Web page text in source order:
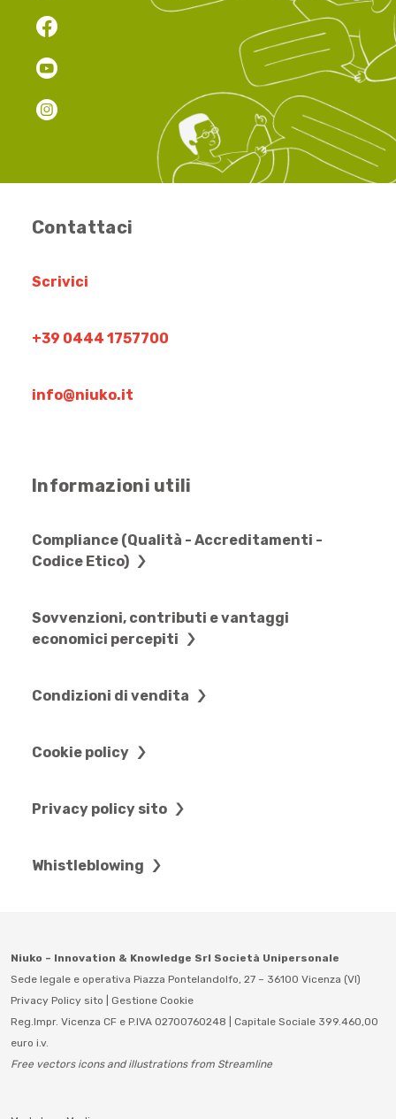
Contattaci
Scrivici
+39 0444 1757700
info@niuko.it
Informazioni utili
Compliance (Qualità - Accreditamenti -
Codice Etico)
Sovvenzioni, contributi e vantaggi
economici percepiti
Condizioni di vendita
Cookie policy
Privacy policy sito
Whistleblowing
Niuko – Innovation & Knowledge Srl Società Unipersonale
Sede legale e operativa Piazza Pontelandolfo, 27 – 36100 Vicenza (VI)
Privacy Policy sito
Gestione Cookie
Reg.Impr. Vicenza CF e P.IVA 02700760248 | Capitale Sociale 399.460,00
euro i.v.
Free vectors icons and illustrations from Streamline